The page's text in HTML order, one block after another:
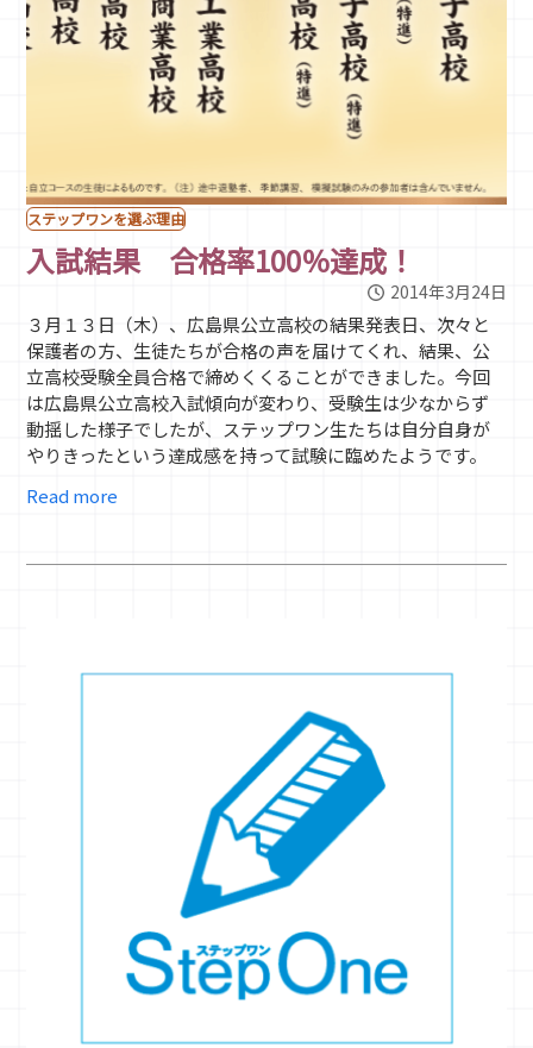
ステップワンを選ぶ理由
入試結果 合格率100％達成！
2014年3月24日
３月１３日（木）、広島県公立高校の結果発表日、次々と
保護者の方、生徒たちが合格の声を届けてくれ、結果、公
立高校受験全員合格で締めくくることができました。今回
は広島県公立高校入試傾向が変わり、受験生は少なからず
動揺した様子でしたが、ステップワン生たちは自分自身が
やりきったという達成感を持って試験に臨めたようです。
Read more